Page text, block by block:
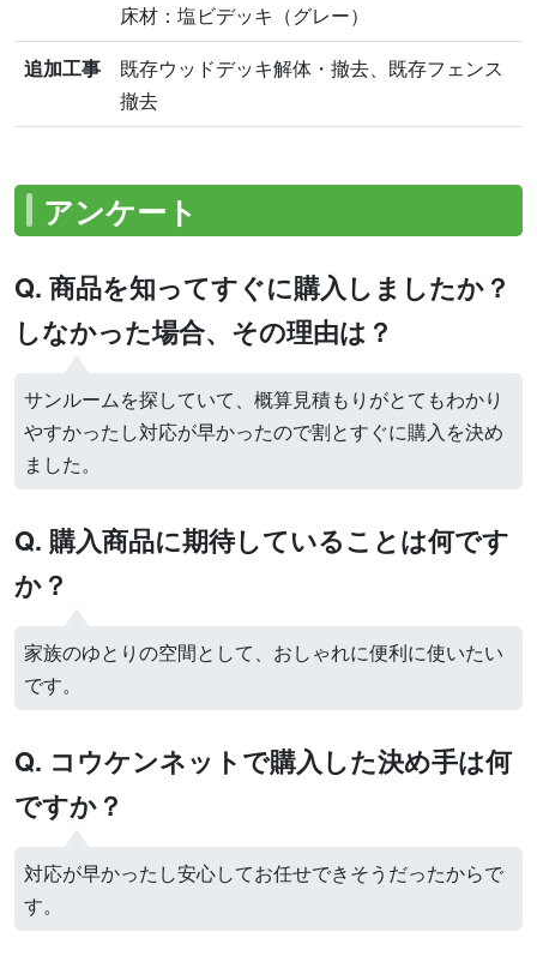
床材：塩ビデッキ（グレー）
追加工事
既存ウッドデッキ解体・撤去、既存フェンス
撤去
アンケート
Q. 商品を知ってすぐに購入しましたか？
しなかった場合、その理由は？
サンルームを探していて、概算見積もりがとてもわかり
やすかったし対応が早かったので割とすぐに購入を決め
ました。
Q. 購入商品に期待していることは何です
か？
家族のゆとりの空間として、おしゃれに便利に使いたい
です。
Q. コウケンネットで購入した決め手は何
ですか？
対応が早かったし安心してお任せできそうだったからで
す。